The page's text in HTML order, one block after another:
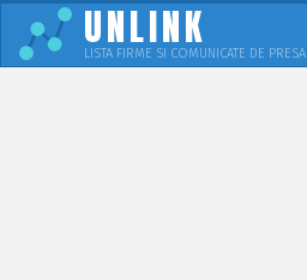
UNLINK
LISTA FIRME SI COMUNICATE DE PRESA